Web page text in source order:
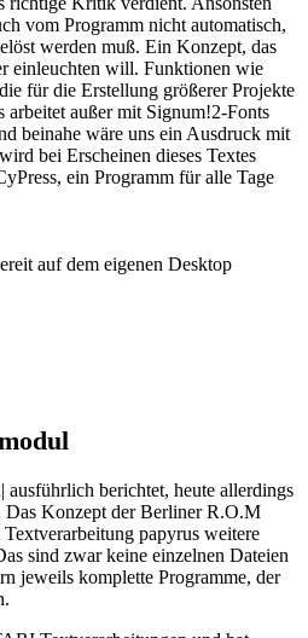
vom Programm nicht automatisch,
werden muß. Ein Konzept, das
einleuchten will. Funktionen wie
für die Erstellung größerer Projekte
außer mit Signum!2-Fonts
beinahe wäre uns ein Ausdruck mit
bei Erscheinen dieses Textes
ein Programm für alle Tage
auf dem eigenen Desktop
berichtet, heute allerdings
Konzept der Berliner R.O.M
papyrus weitere
sind zwar keine einzelnen Dateien
jeweils komplette Programme, der